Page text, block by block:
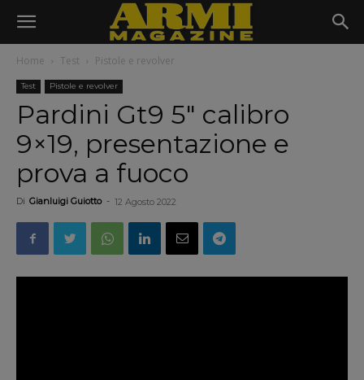
Home Test Pistole e revolver
Test Pistole e revolver
Pardini Gt9 5″ calibro
9×19, presentazione e
prova a fuoco
Di Gianluigi Guiotto - 12 Agosto 2022